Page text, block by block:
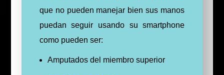
que no pueden manejar bien sus manos
puedan seguir usando su smartphone
como pueden ser:
Amputados del miembro superior